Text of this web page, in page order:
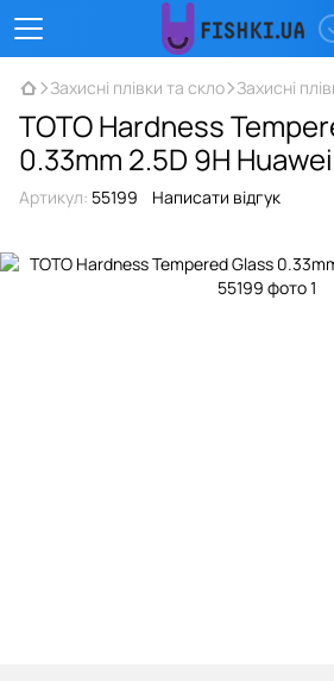
Захисні плівки та скло Захисні
TOTO Hardness
0.33mm 2.5D 9H
Артикул: 55199 Написати відгук